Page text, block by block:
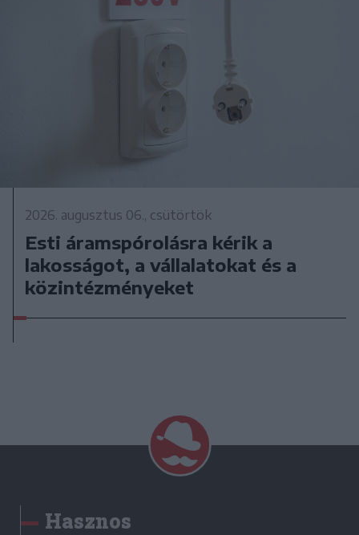
2026. augusztus 06., csütörtök
Esti áramspórolásra kérik a
lakosságot, a vállalatokat és a
közintézményeket
Hasznos